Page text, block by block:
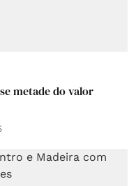
metade do valor